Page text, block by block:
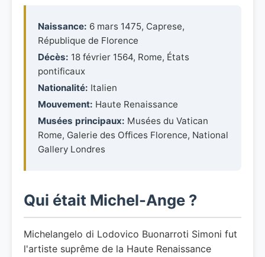
Naissance: 6 mars 1475, Caprese,
République de Florence
Décès: 18 février 1564, Rome, États
pontificaux
Nationalité: Italien
Mouvement: Haute Renaissance
Musées principaux: Musées du Vatican
Rome, Galerie des Offices Florence, National
Gallery Londres
Qui était Michel-Ange ?
Michelangelo di Lodovico Buonarroti Simoni fut
l'artiste suprême de la Haute Renaissance